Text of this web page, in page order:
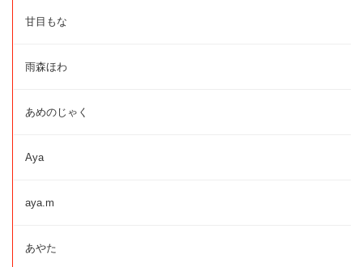
甘目もな
雨森ほわ
あめのじゃく
Aya
aya.m
あやた